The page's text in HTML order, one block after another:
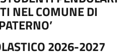
NEL COMUNE DI
2026-2027